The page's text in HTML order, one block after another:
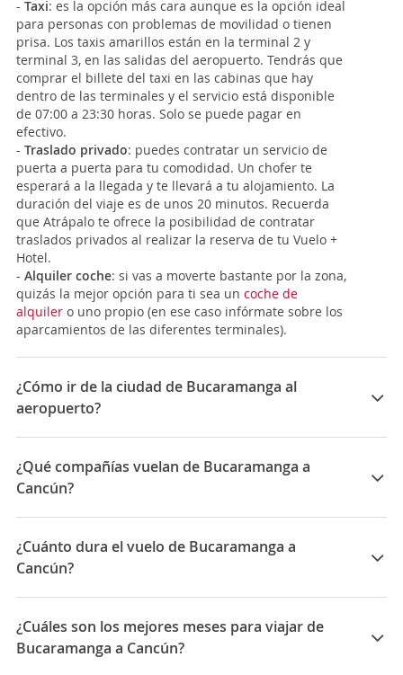
- Taxi: es la opción más cara aunque es la opción ideal
para personas con problemas de movilidad o tienen
prisa. Los taxis amarillos están en la terminal 2 y
terminal 3, en las salidas del aeropuerto. Tendrás que
comprar el billete del taxi en las cabinas que hay
dentro de las terminales y el servicio está disponible
de 07:00 a 23:30 horas. Solo se puede pagar en
efectivo.
- Traslado privado: puedes contratar un servicio de
puerta a puerta para tu comodidad. Un chofer te
esperará a la llegada y te llevará a tu alojamiento. La
duración del viaje es de unos 20 minutos. Recuerda
que Atrápalo te ofrece la posibilidad de contratar
traslados privados al realizar la reserva de tu Vuelo +
Hotel.
- Alquiler coche: si vas a moverte bastante por la zona,
quizás la mejor opción para ti sea un coche de
alquiler o uno propio (en ese caso infórmate sobre los
aparcamientos de las diferentes terminales).
¿Cómo ir de la ciudad de Bucaramanga al
aeropuerto?
ElAeropuerto Internacional Palonegroestá en el
municipio de
Lebrija
, a 15 Km de la capital
santandereana, y se encuentra entre los más
reconocidos en Colombia gracias a conexiones
Bucaramanga.
-Autobús
aeropuerto y que está disponible cada 60 minutos
aproximadamente. Esta ruta lo lleva hasta el centro de
la ciudad haciendo una parada frente al Terminal de
transportes de Bucaramanga.
¿Qué compañías vuelan de Bucaramanga a
Cancún?
Las compañías que vuelan de Bucaramanga a Cancún
son: Avianca
¿Cuánto dura el vuelo de Bucaramanga a
Cancún?
La duración media para viajar entre Bucaramanga y
Cancún es 07:47
¿Cuáles son los mejores meses para viajar de
Bucaramanga a Cancún?